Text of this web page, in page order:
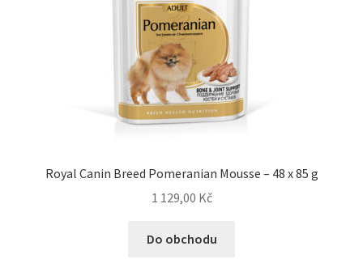
Royal Canin Breed Pomeranian Mousse – 48 x 85 g
1 129,00 Kč
Do obchodu